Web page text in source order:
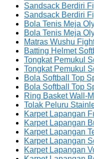
Sandsack Berdiri
Sandsack Berdiri
Bola Tenis Meja
Bola Tenis Meja
Matras Wushu
Batting Helmet
Tongkat Pemukul
Tongkat Pemukul
Bola Softball Top
Bola Softball Top
Ring Basket Wall-
Tolak Peluru
Karpet Lapangan
Karpet Lapangan
Karpet Lapangan
Karpet Lapangan
Karpet Lapangan